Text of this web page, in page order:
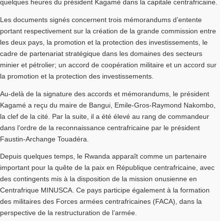
quelques heures du président Kagamé dans la capitale centrafricaine.
Les documents signés concernent trois mémorandums d’entente
portant respectivement sur la création de la grande commission entre
les deux pays, la promotion et la protection des investissements, le
cadre de partenariat stratégique dans les domaines des secteurs
minier et pétrolier; un accord de coopération militaire et un accord sur
la promotion et la protection des investissements.
Au-delà de la signature des accords et mémorandums, le président
Kagamé a reçu du maire de Bangui, Emile-Gros-Raymond Nakombo,
la clef de la cité. Par la suite, il a été élevé au rang de commandeur
dans l’ordre de la reconnaissance centrafricaine par le président
Faustin-Archange Touadéra.
Depuis quelques temps, le Rwanda apparaît comme un partenaire
important pour la quête de la paix en République centrafricaine, avec
des contingents mis à la disposition de la mission onusienne en
Centrafrique MINUSCA. Ce pays participe également à la formation
des militaires des Forces armées centrafricaines (FACA), dans la
perspective de la restructuration de l’armée.